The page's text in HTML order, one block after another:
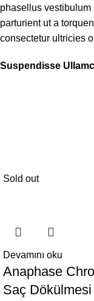
phasellus
parturient ut a
consectetur ultricies
Suspendisse
Sold out
Devamını oku
Anaphase
Saç Dökülmesi